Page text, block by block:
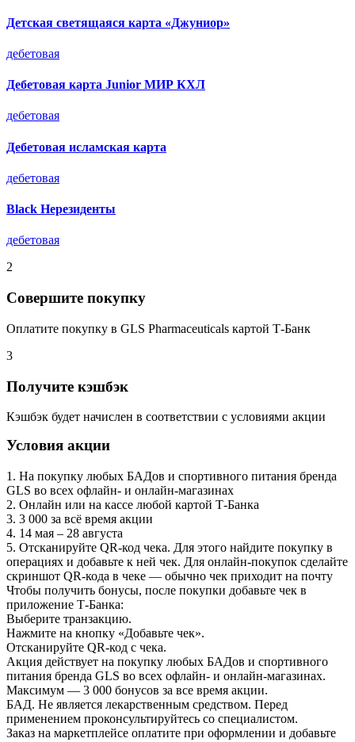
Детская светящаяся карта «Джуниор»
дебетовая
Дебетовая карта Junior МИР КХЛ
дебетовая
Дебетовая исламская карта
дебетовая
Black Нерезиденты
дебетовая
2
Совершите покупку
Оплатите покупку в GLS Pharmaceuticals картой Т-Банк
3
Получите кэшбэк
Кэшбэк будет начислен в соответствии с условиями акции
Условия акции
1. На покупку любых БАДов и спортивного питания бренда
GLS во всех офлайн- и онлайн-магазинах
2. Онлайн или на кассе любой картой Т‑Банка
3. 3 000 за всё время акции
4. 14 мая – 28 августа
5. Отсканируйте QR-код чека. Для этого найдите покупку в
операциях и добавьте к ней чек. Для онлайн-покупок сделайте
скриншот QR-кода в чеке — обычно чек приходит на почту
Чтобы получить бонусы, после покупки добавьте чек в
приложение Т‑Банка:
Выберите транзакцию.
Нажмите на кнопку «Добавьте чек».
Отсканируйте QR-код с чека.
Акция действует на покупку любых БАДов и спортивного
питания бренда GLS во всех офлайн- и онлайн-магазинах.
Максимум — 3 000 бонусов за все время акции.
БАД. Не является лекарственным средством. Перед
применением проконсультируйтесь со специалистом.
Заказ на маркетплейсе оплатите при оформлении и добавьте